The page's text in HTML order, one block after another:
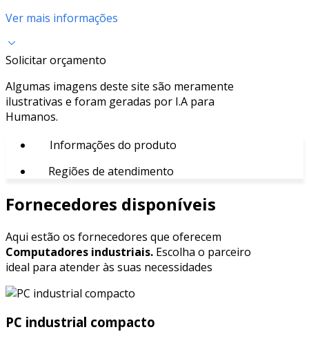
Ver mais informações
Solicitar orçamento
Algumas imagens deste site são meramente
ilustrativas e foram geradas por I.A para
Humanos.
Informações do produto
Regiões de atendimento
Fornecedores disponíveis
Aqui estão os fornecedores que oferecem
Computadores industriais. Escolha o parceiro
ideal para atender às suas necessidades
PC industrial compacto